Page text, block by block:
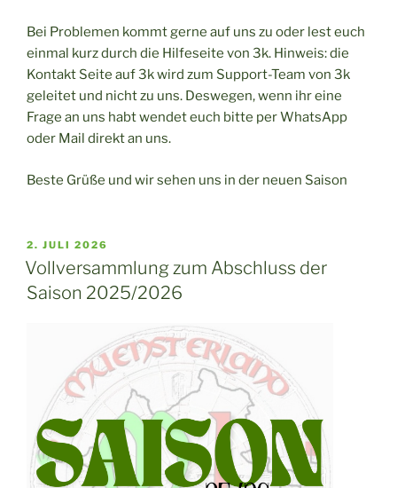
Bei Problemen kommt gerne auf uns zu oder lest euch
einmal kurz durch die Hilfeseite von 3k. Hinweis: die
Kontakt Seite auf 3k wird zum Support-Team von 3k
geleitet und nicht zu uns. Deswegen, wenn ihr eine
Frage an uns habt wendet euch bitte per WhatsApp
oder Mail direkt an uns.
Beste Grüße und wir sehen uns in der neuen Saison
VERÖFFENTLICHT
AM
2. JULI 2026
Vollversammlung zum Abschluss der
Saison 2025/2026